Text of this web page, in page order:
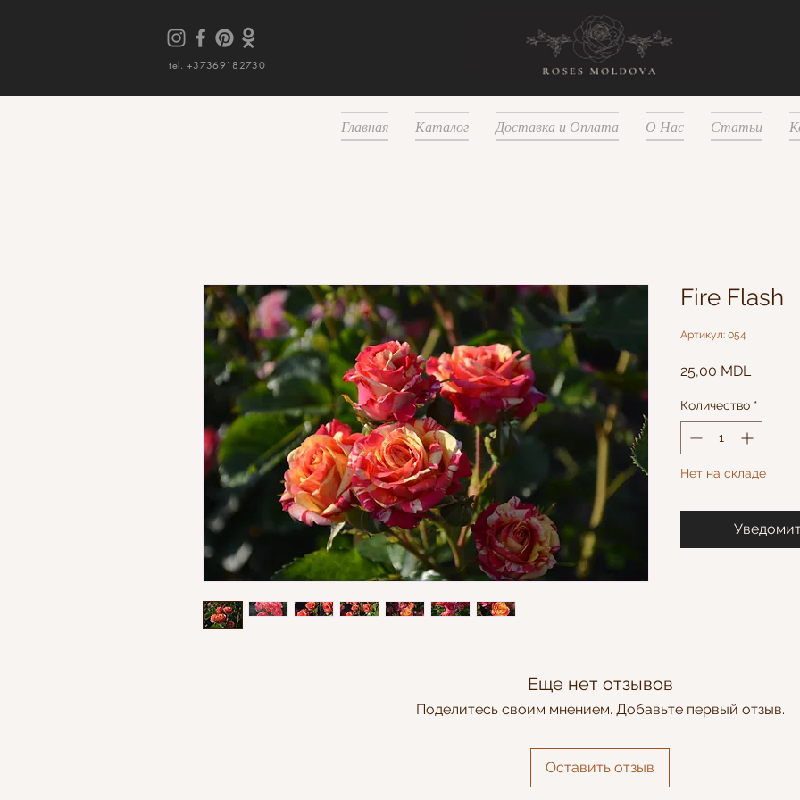
tel. +37369182730
Главная Каталог Доставка и Оплата О Нас Статьи
Fire Flash
Артикул: 054
25,00 MDL
Количество *
Нет на складе
Еще нет отзывов
Поделитесь своим мнением. Добавьте первый отзыв.
Оставить отзыв